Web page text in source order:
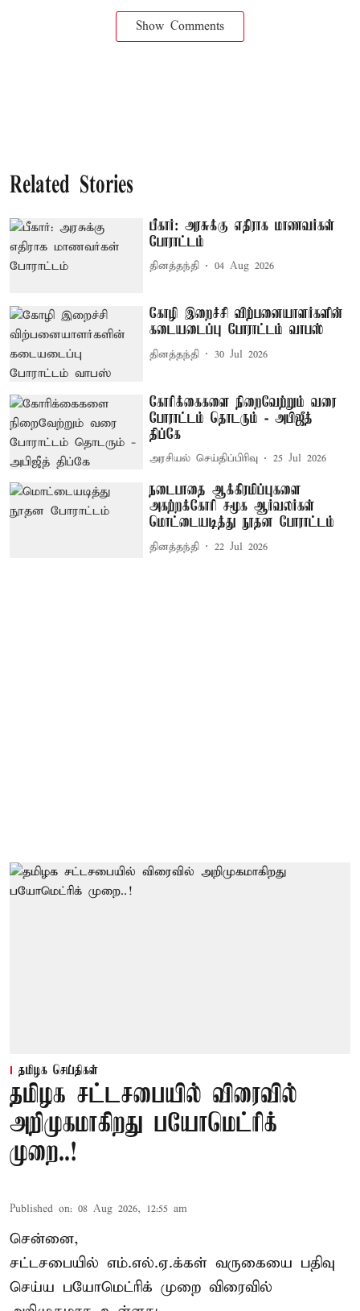
Show Comments
Related Stories
பீகார்: அரசுக்கு எதிராக மாணவர்கள்
போராட்டம்
தினத்தந்தி 04 Aug 2026
கோழி இறைச்சி விற்பனையாளர்களின்
கடையடைப்பு போராட்டம் வாபஸ்
தினத்தந்தி 30 Jul 2026
கோரிக்கைகளை நிறைவேற்றும் வரை
போராட்டம் தொடரும் - அபிஜீத்
திப்கே
அரசியல் செய்திப்பிரிவு 25 Jul 2026
நடைபாதை ஆக்கிரமிப்புகளை
அகற்றக்கோரி சமூக ஆர்வலர்கள்
மொட்டையடித்து நூதன போராட்டம்
தினத்தந்தி 22 Jul 2026
தமிழக செய்திகள்
தமிழக சட்டசபையில் விரைவில்
அறிமுகமாகிறது பயோமெட்ரிக்
முறை..!
Published on: 08 Aug 2026, 12:55 am
சென்னை,
சட்டசபையில் எம்.எல்.ஏ.க்கள் வருகையை பதிவு
செய்ய பயோமெட்ரிக் முறை விரைவில்